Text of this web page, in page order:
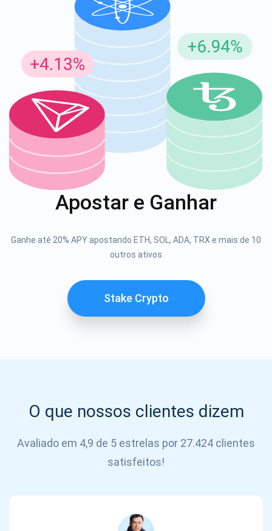
Apostar e Ganhar
Ganhe até 20% APY apostando ETH, SOL, ADA, TRX e mais de 10
outros ativos
Stake Crypto
O que nossos clientes dizem
Avaliado em 4,9 de 5 estrelas por 27.424 clientes
satisfeitos!
1000.000
SE
INSCREVER
support@atomicwallet.io
Confira nosso YouTube
Inscreva-se para atualizações
Seja o primeiro a receber as últimas atualizações do
projeto e guias de criptografia
Se inscrever